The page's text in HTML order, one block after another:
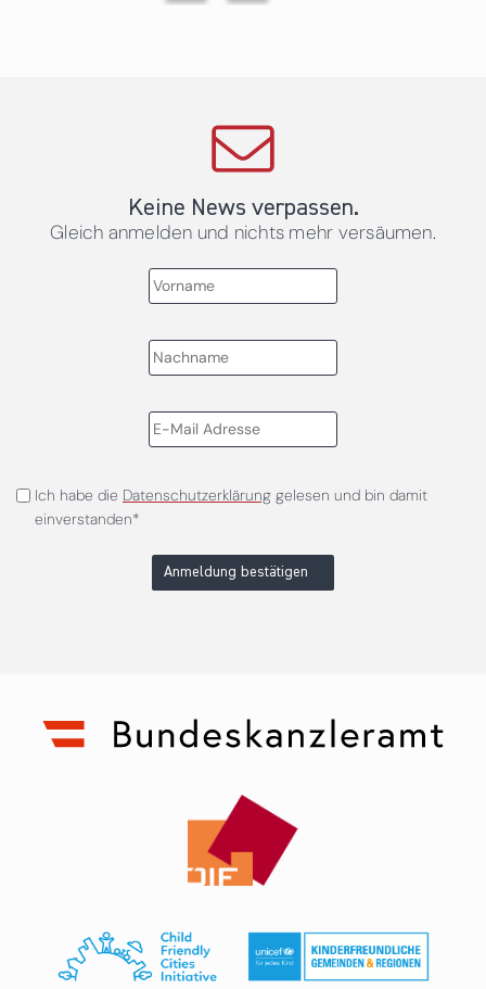
Keine News verpassen.
Gleich anmelden und nichts mehr versäumen.
Ich habe die Datenschutzerklärunggelesen und bin damit
einverstanden*
Anmeldung bestätigen